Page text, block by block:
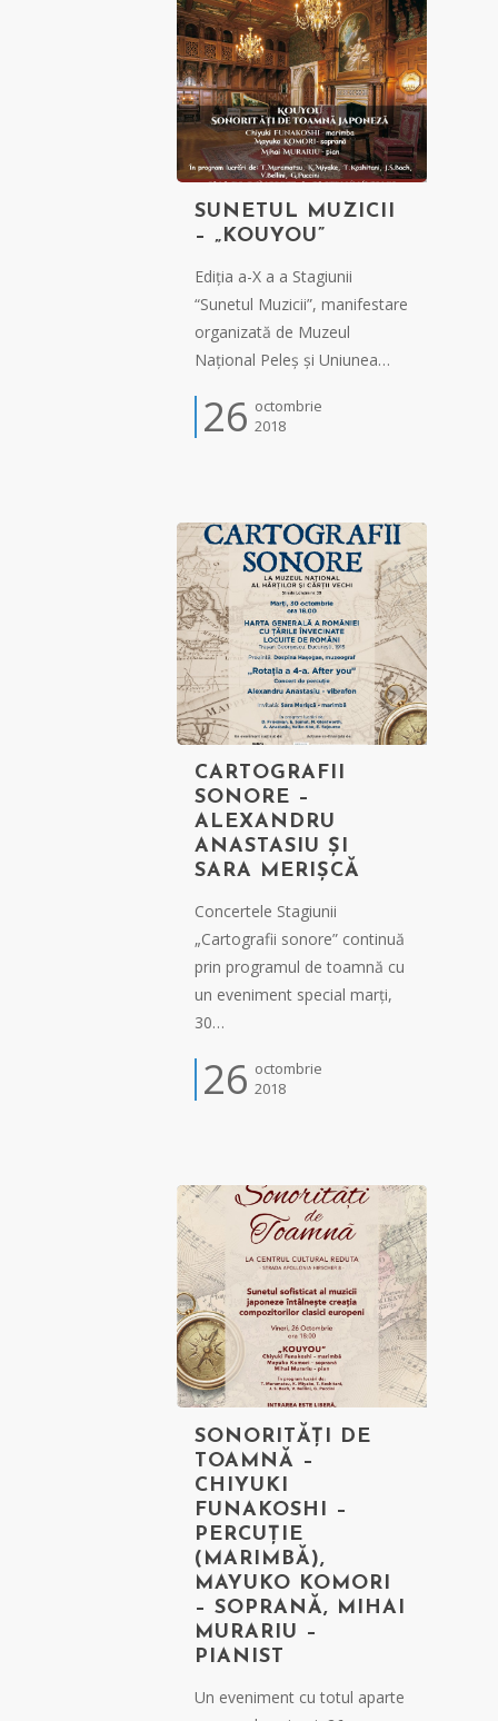
SUNETUL MUZICII
– „KOUYOU”
Ediția a-X a a Stagiunii
“Sunetul Muzicii”, manifestare
organizată de Muzeul
Național Peleș și Uniunea…
26 octombrie
2018
CARTOGRAFII
SONORE –
ALEXANDRU
ANASTASIU ȘI
SARA MERIȘCĂ
Concertele Stagiunii
„Cartografii sonore” continuă
prin programul de toamnă cu
un eveniment special marți,
30…
26 octombrie
2018
SONORITĂȚI DE
TOAMNĂ –
CHIYUKI
FUNAKOSHI –
PERCUȚIE
(MARIMBĂ),
MAYUKO KOMORI
– SOPRANĂ, MIHAI
MURARIU –
PIANIST
Un eveniment cu totul aparte